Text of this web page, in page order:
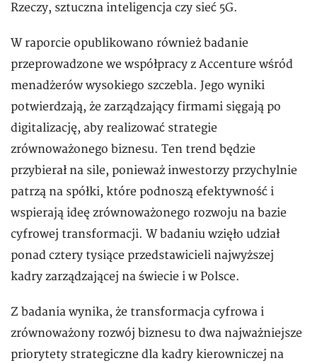
Rzeczy, sztuczna inteligencja czy sieć 5G.
W raporcie opublikowano również badanie
przeprowadzone we współpracy z Accenture wśród
menadżerów wysokiego szczebla. Jego wyniki
potwierdzają, że zarządzający firmami sięgają po
digitalizację, aby realizować strategie
zrównoważonego biznesu. Ten trend będzie
przybierał na sile, ponieważ inwestorzy przychylnie
patrzą na spółki, które podnoszą efektywność i
wspierają ideę zrównoważonego rozwoju na bazie
cyfrowej transformacji. W badaniu wzięło udział
ponad cztery tysiące przedstawicieli najwyższej
kadry zarządzającej na świecie i w Polsce.
Z badania wynika, że transformacja cyfrowa i
zrównoważony rozwój biznesu to dwa najważniejsze
priorytety strategiczne dla kadry kierowniczej na